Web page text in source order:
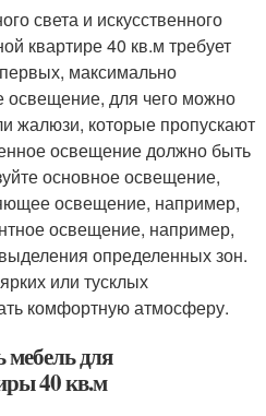
света и искусственного
квартире 40 кв.м требует
максимально
освещение, для чего можно
жалюзи, которые пропускают
освещение должно быть
основное освещение,
освещение, например,
освещение, например,
определенных зон.
или тусклых
комфортную атмосферу.
для
40 кв.м